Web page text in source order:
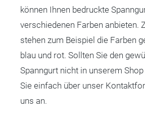
können Ihnen bedruckte
verschiedenen Farben anbieten.
stehen zum Beispiel die Farben
blau und rot. Sollten Sie den
Spanngurt nicht in unserem
Sie einfach über unser
uns an.